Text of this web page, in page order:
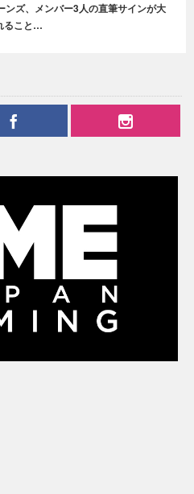
ンズ、メンバー3人の直筆サインが大
ること…